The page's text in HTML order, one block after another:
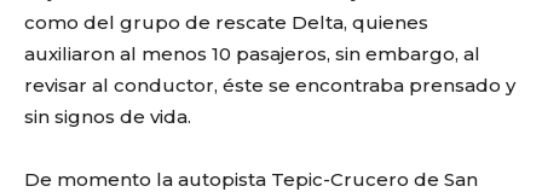
como del grupo de rescate Delta, quienes
auxiliaron al menos 10 pasajeros, sin embargo, al
revisar al conductor, éste se encontraba prensado y
sin signos de vida.
De momento la autopista Tepic-Crucero de San